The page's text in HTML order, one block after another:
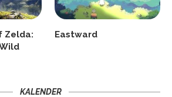
Zelda:
Eastward
KALENDER